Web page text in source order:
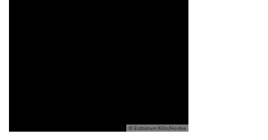
© Erzbistum Köln/Hordys